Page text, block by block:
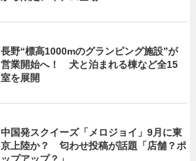
長野“標高1000mのグランピング施設”が
営業開始へ！ 犬と泊まれる棟など全15
室を展開
中国発スクイーズ「メロジョイ」9月に東
京上陸か？ 匂わせ投稿が話題「店舗？ポ
ップアップ？」